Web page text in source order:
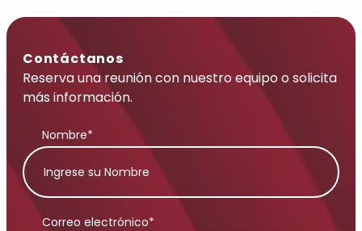
Contáctanos
Reserva una reunión con nuestro equipo o solicita
más información.
Nombre*
Correo electrónico*